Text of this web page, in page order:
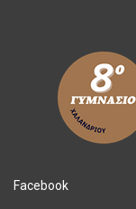
Facebook